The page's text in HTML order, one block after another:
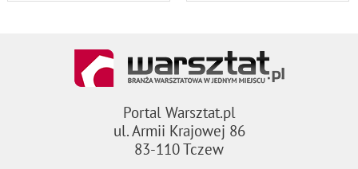
Portal Warsztat.pl
ul. Armii Krajowej 86
83-110 Tczew